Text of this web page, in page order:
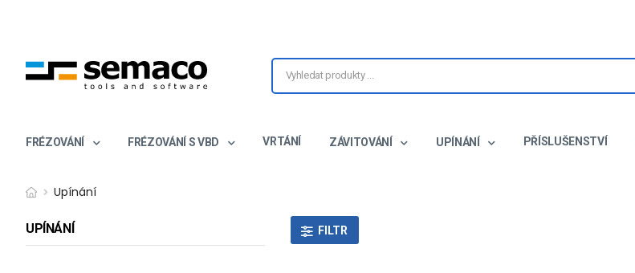
FRÉZOVÁNÍ FRÉZOVÁNÍ S VBD VRTÁNÍ ZÁVITOVÁNÍ UPÍNÁNÍ PŘÍSLUŠENSTVÍ
Upínání
UPÍNÁNÍ FILTR